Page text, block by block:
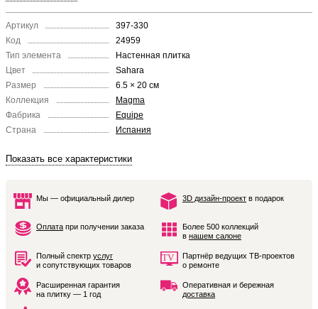
Артикул
397-330
Код
24959
Тип элемента
Настенная плитка
Цвет
Sahara
Размер
6.5 × 20 см
Коллекция
Magma
Фабрика
Equipe
Страна
Испания
Показать все характеристики
Мы — официальный дилер 3D дизайн-проект в подарок
Оплата при получении заказа
Более 500 коллекций
в нашем салоне
Полный спектр услуг
и сопутствующих товаров
Партнёр ведущих ТВ-проектов
о ремонте
Расширенная гарантия
на плитку — 1 год
Оперативная и бережная
доставка